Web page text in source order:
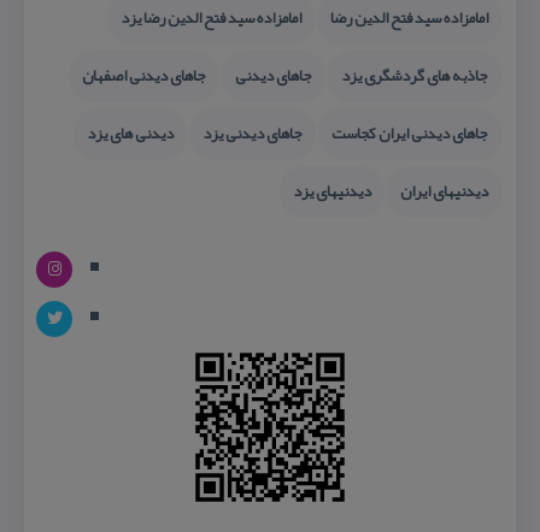
امامزاده سید فتح الدین رضا
امامزاده سید فتح الدین رضا یزد
جاذبه های گردشگری یزد
جاهای دیدنی
جاهای دیدنی اصفهان
جاهای دیدنی ایران كجاست
جاهای دیدنی یزد
دیدنی های یزد
دیدنیهای ایران
دیدنیهای یزد